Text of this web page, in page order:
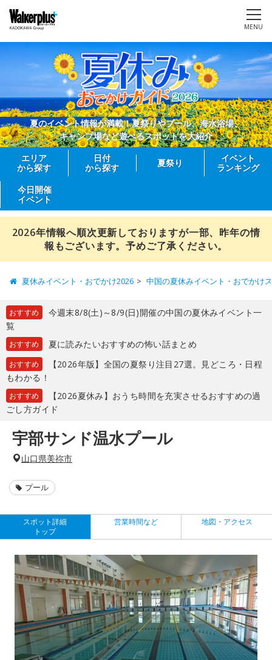
MENU
夏のイベント情報が満載！夏祭りやプール、海水浴場、
キャンプ場など遊べるスポットを大紹介
エリア
から探す
日付
から探す
夏祭り
イベント
ランキング
今日開催
イベント
2026年情報へ順次更新しておりますが一部、昨年の情
報もございます。予めご了承ください。
夏休みイベント・おでかけ2026 中国の夏休みイベント・おでかけ
おすすめ
今週末8/8(土)～8/9(日)開催の中国の夏休みイベント一
覧
おすすめ 夏に読みたいおすすめの怖い話まとめ
おすすめ
【2026年版】全国の夏祭り注目27選。見どころ・日程
もわかる！
おすすめ
【2026夏休み】おうち時間を充実させるおすすめの過
ごし方ガイド
宇部サンド温水プール
山口県美祢市
プール
スポット詳細
トップ
営業時間など 地図・アクセス